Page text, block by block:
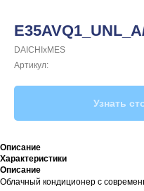
DAICHIxMES
Артикул:
Узнать
Описание
Характеристики
Описание
Облачный кондиционер с